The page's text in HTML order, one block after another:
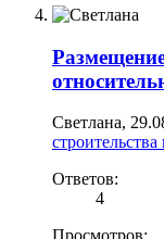
Светлана,
Ответов:
4